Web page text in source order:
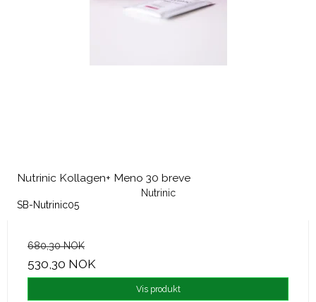
Nutrinic Kollagen+ Meno 30 breve
Nutrinic
SB-Nutrinic05
680,30 NOK
530,30 NOK
Vis produkt